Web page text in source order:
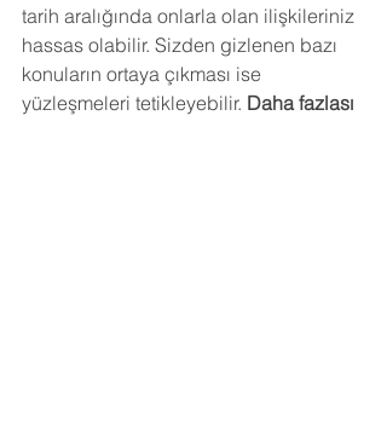
tarih aralığında onlarla olan ilişkileriniz
hassas olabilir. Sizden gizlenen bazı
konuların ortaya çıkması ise
yüzleşmeleri tetikleyebilir. Daha fazlası